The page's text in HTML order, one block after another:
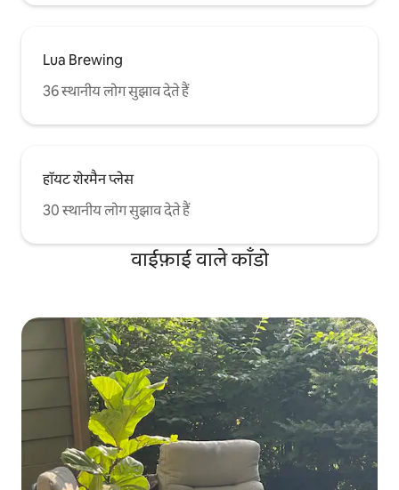
Lua Brewing
36 स्थानीय लोग सुझाव देते हैं
हॉयट शेरमैन प्लेस
30 स्थानीय लोग सुझाव देते हैं
वाईफ़ाई वाले काँडो